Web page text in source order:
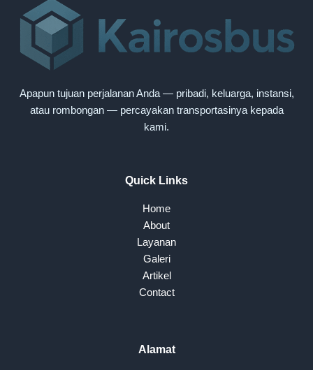
Apapun tujuan perjalanan Anda — pribadi, keluarga, instansi,
atau rombongan — percayakan transportasinya kepada
kami.
Quick Links
Home
About
Layanan
Galeri
Artikel
Contact
Alamat